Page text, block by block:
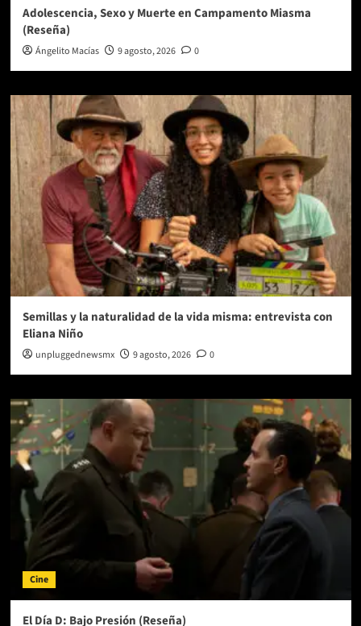
Adolescencia, Sexo y Muerte en Campamento Miasma
(Reseña)
Ángelito Macías 9 agosto, 2026 0
Semillas y la naturalidad de la vida misma: entrevista con
Eliana Niño
unpluggednewsmx 9 agosto, 2026 0
Cine
El Día D: Bajo Presión (Reseña)